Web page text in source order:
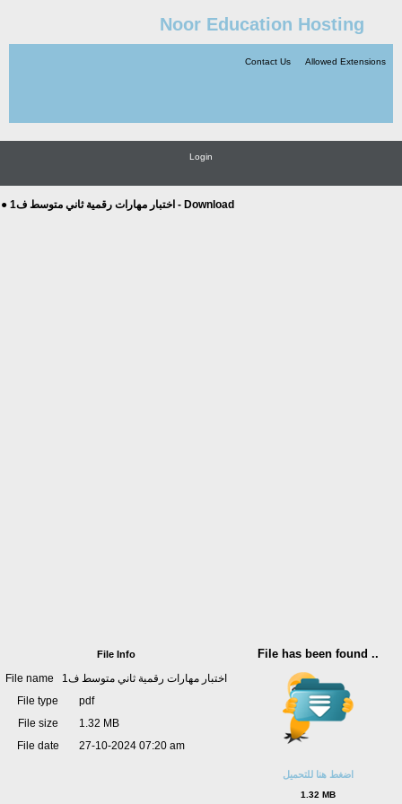
Noor Education Hosting
Allowed Extensions
Contact Us
Login
● اختبار مهارات رقمية ثاني متوسط ف1 - Download
File Info
File name
اختبار مهارات رقمية ثاني متوسط ف1
File type
pdf
File size
1.32 MB
File date
27-10-2024 07:20 am
File has been found ..
اضغط هنا للتحميل
1.32 MB